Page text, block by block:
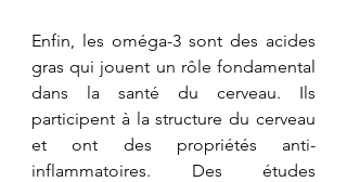
Enfin, les oméga-3 sont des acides
gras qui jouent un rôle fondamental
dans la santé du cerveau. Ils
participent à la structure du cerveau
et ont des propriétés anti-
inflammatoires. Des études